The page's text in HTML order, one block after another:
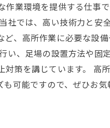
業環境を提供する仕事
社では、高い技術力と安
、高所作業に必要な設
い、足場の設置方法や固
策を講じています。 高
可能ですので、ぜひお